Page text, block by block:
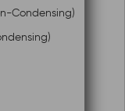
Condensing)